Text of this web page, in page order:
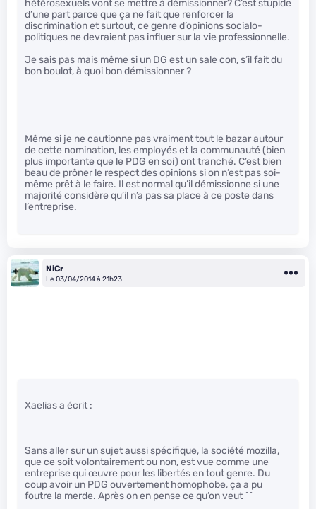
hétérosexuels vont se mettre à démissionner? C’est stupide
d’une part parce que ça ne fait que renforcer la
discrimination et surtout, ce genre d’opinions socialo-
politiques ne devraient pas influer sur la vie professionnelle.
Je sais pas mais même si un DG est un sale con, s’il fait du
bon boulot, à quoi bon démissionner ?
Même si je ne cautionne pas vraiment tout le bazar autour
de cette nomination, les employés et la communauté (bien
plus importante que le PDG en soi) ont tranché. C’est bien
beau de prôner le respect des opinions si on n’est pas soi-
même prêt à le faire. Il est normal qu’il démissionne si une
majorité considère qu’il n’a pas sa place à ce poste dans
l’entreprise.
NiCr
Le 03/04/2014 à 21h23
Xaelias a écrit :
Sans aller sur un sujet aussi spécifique, la société mozilla,
que ce soit volontairement ou non, est vue comme une
entreprise qui œuvre pour les libertés en tout genre. Du
coup avoir un PDG ouvertement homophobe, ça a pu
foutre la merde. Après on en pense ce qu’on veut ^^